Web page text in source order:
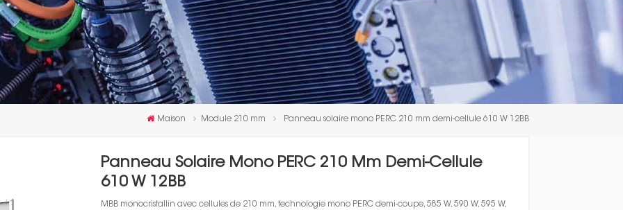
Português
日语
한국인
Maison Module 210 mm Panneau solaire mono PERC 210 mm demi-cellule 610 W 12BB
Panneau Solaire Mono PERC 210 Mm Demi-Cellule
610 W 12BB
MBB monocristallin avec cellules de 210 mm, technologie mono PERC demi-coupe, 585 W, 590 W, 595 W,